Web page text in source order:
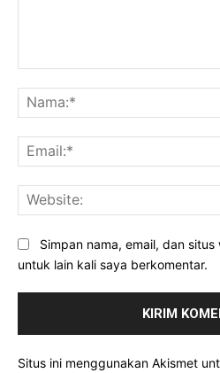
Simpan nama, email, dan
untuk lain kali saya berkomentar.
Situs ini menggunakan Akismet